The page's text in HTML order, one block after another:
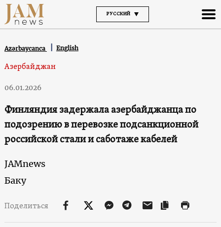
РУССКИЙ
Azərbaycanca English
Азербайджан
06.01.2026
Финляндия задержала азербайджанца по
подозрению в перевозке подсанкционной
российской стали и саботаже кабелей
JAMnews
Баку
Поделиться